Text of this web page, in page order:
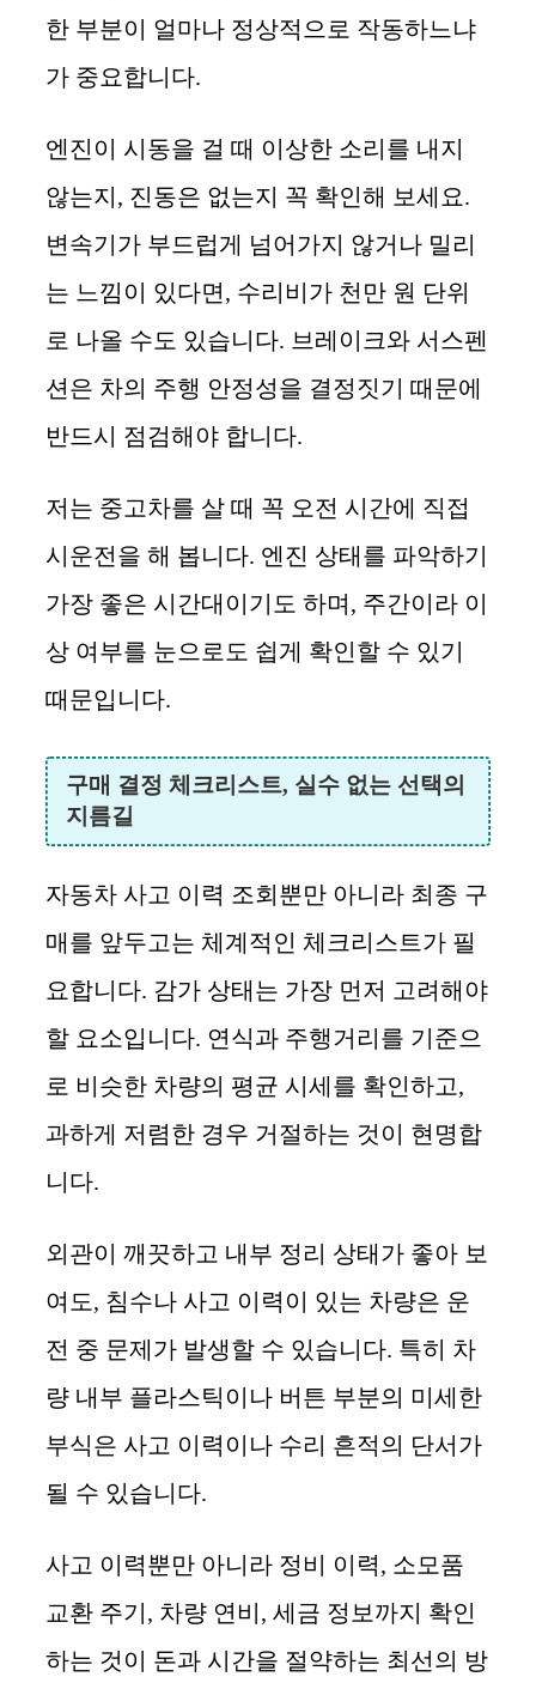
한 부분이 얼마나 정상적으로 작동하느냐
가 중요합니다.
엔진이 시동을 걸 때 이상한 소리를 내지
않는지, 진동은 없는지 꼭 확인해 보세요.
변속기가 부드럽게 넘어가지 않거나 밀리
는 느낌이 있다면, 수리비가 천만 원 단위
로 나올 수도 있습니다. 브레이크와 서스펜
션은 차의 주행 안정성을 결정짓기 때문에
반드시 점검해야 합니다.
저는 중고차를 살 때 꼭 오전 시간에 직접
시운전을 해 봅니다. 엔진 상태를 파악하기
가장 좋은 시간대이기도 하며, 주간이라 이
상 여부를 눈으로도 쉽게 확인할 수 있기
때문입니다.
구매 결정 체크리스트, 실수 없는 선택의
지름길
자동차 사고 이력 조회뿐만 아니라 최종 구
매를 앞두고는 체계적인 체크리스트가 필
요합니다. 감가 상태는 가장 먼저 고려해야
할 요소입니다. 연식과 주행거리를 기준으
로 비슷한 차량의 평균 시세를 확인하고,
과하게 저렴한 경우 거절하는 것이 현명합
니다.
외관이 깨끗하고 내부 정리 상태가 좋아 보
여도, 침수나 사고 이력이 있는 차량은 운
전 중 문제가 발생할 수 있습니다. 특히 차
량 내부 플라스틱이나 버튼 부분의 미세한
부식은 사고 이력이나 수리 흔적의 단서가
될 수 있습니다.
사고 이력뿐만 아니라 정비 이력, 소모품
교환 주기, 차량 연비, 세금 정보까지 확인
하는 것이 돈과 시간을 절약하는 최선의 방